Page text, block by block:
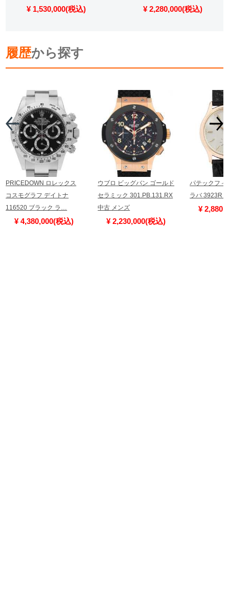
¥ 1,530,000(税込) ¥ 2,280,000(税込)
履歴から探す
PRICEDOWN ロレックス
コスモグラフ デイトナ
116520 ブラック ラ…
¥ 4,380,000(税込)
ウブロ ビッグバン ゴールド
セラミック 301.PB.131.RX
中古 メンズ
¥ 2,230,000(税込)
パテックフィ
ラバ 3923R
¥